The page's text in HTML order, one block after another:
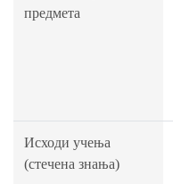
предмета
Исходи учења
(стечена знања)